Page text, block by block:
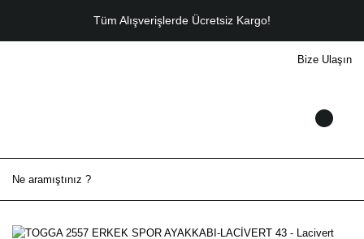
Tüm Alışverişlerde Ücretsiz Kargo!
Bize Ulaşın